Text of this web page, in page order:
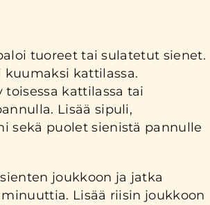
tuoreet tai sulatetut sienet.
kattilassa.
kattilassa tai
Lisää sipuli,
sekä puolet sienistä pannulle
joukkoon ja jatka
Lisää riisin joukkoon